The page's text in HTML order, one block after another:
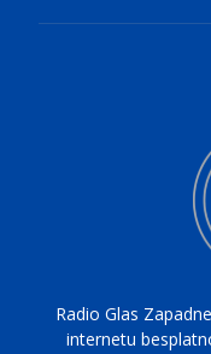
Radio Glas
internetu